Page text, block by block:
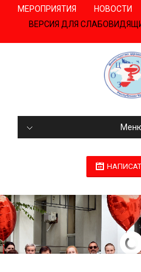
МЕРОПРИЯТИЯ НОВОСТИ
ВЕРСИЯ ДЛЯ